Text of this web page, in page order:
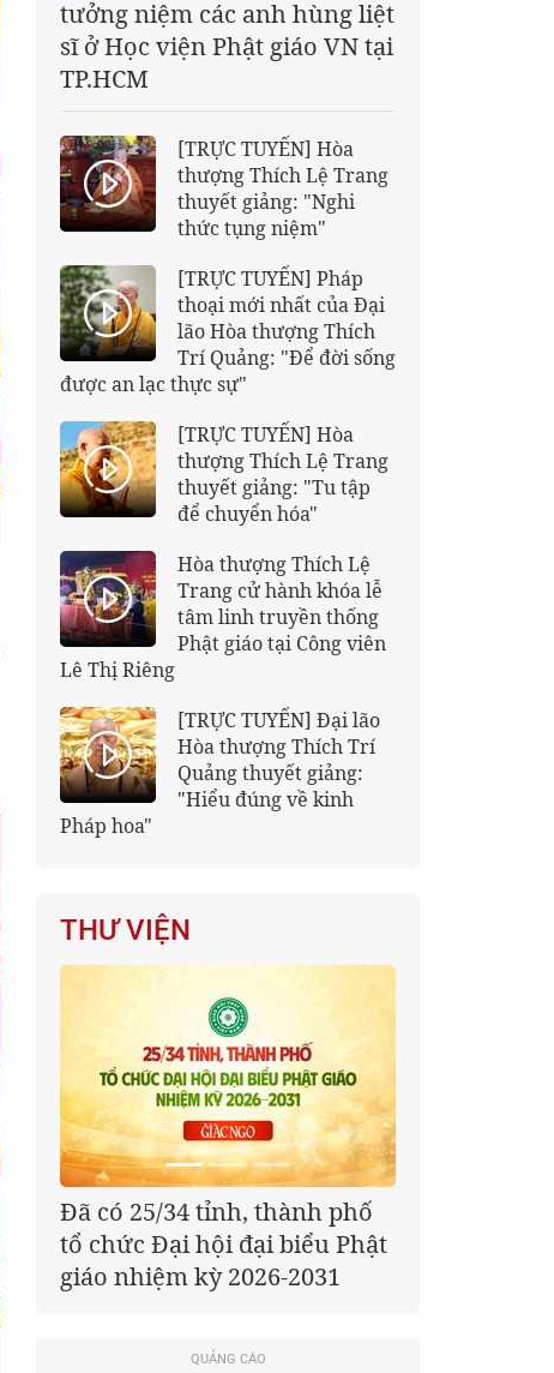
tưởng niệm các anh hùng liệt
sĩ ở Học viện Phật giáo VN tại
TP.HCM
[TRỰC TUYẾN] Hòa
thượng Thích Lệ Trang
thuyết giảng: "Nghi
thức tụng niệm"
[TRỰC TUYẾN] Pháp
thoại mới nhất của Đại
lão Hòa thượng Thích
Trí Quảng: "Để đời sống
được an lạc thực sự"
[TRỰC TUYẾN] Hòa
thượng Thích Lệ Trang
thuyết giảng: "Tu tập
để chuyển hóa"
Hòa thượng Thích Lệ
Trang cử hành khóa lễ
tâm linh truyền thống
Phật giáo tại Công viên
Lê Thị Riêng
[TRỰC TUYẾN] Đại lão
Hòa thượng Thích Trí
Quảng thuyết giảng:
"Hiểu đúng về kinh
Pháp hoa"
THƯ VIỆN
Đã có 25/34 tỉnh, thành phố
tổ chức Đại hội đại biểu Phật
giáo nhiệm kỳ 2026-2031
QUẢNG CÁO